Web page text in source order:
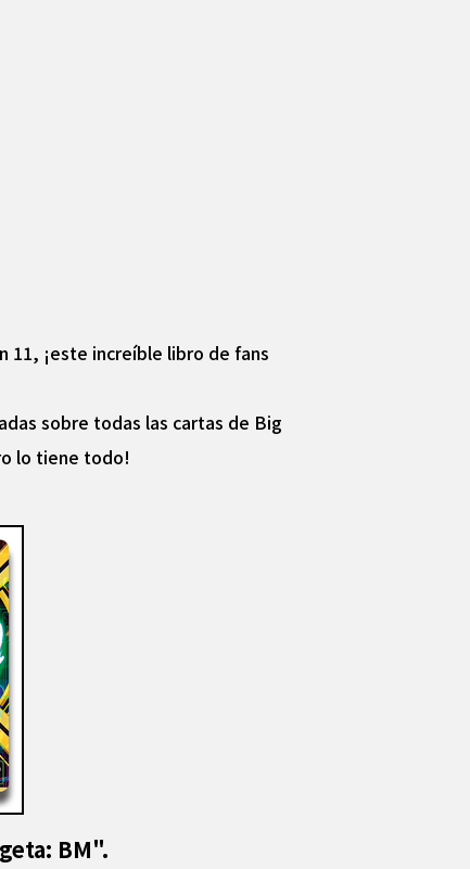
11, ¡este increíble libro de fans
sobre todas las cartas de Big
lo tiene todo!
BM".